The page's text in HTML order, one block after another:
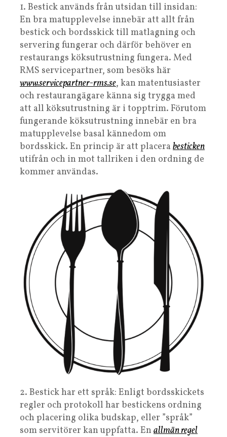
1. Bestick används från utsidan till insidan:
En bra matupplevelse innebär att allt från
bestick och bordsskick till matlagning och
servering fungerar och därför behöver en
restaurangs köksutrustning fungera. Med
RMS servicepartner, som besöks här
www.servicepartner-rms.se, kan matentusiaster
och restaurangägare känna sig trygga med
att all köksutrustning är i topptrim. Förutom
fungerande köksutrustning innebär en bra
matupplevelse basal kännedom om
bordsskick. En princip är att placera besticken
utifrån och in mot tallriken i den ordning de
kommer användas.
2. Bestick har ett språk: Enligt bordsskickets
regler och protokoll har bestickens ordning
och placering olika budskap, eller ”språk”
som servitörer kan uppfatta. En allmän regel